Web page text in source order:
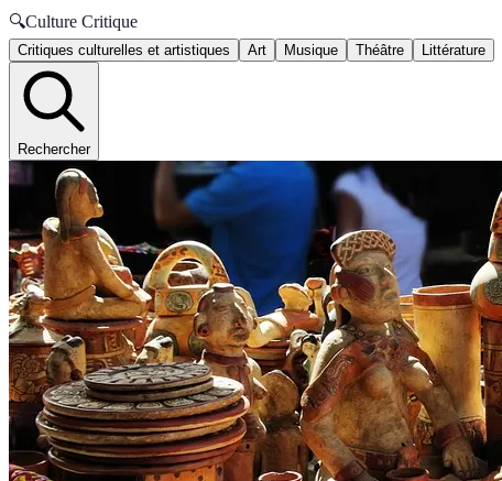
🔍Culture Critique
Critiques culturelles et artistiques Art Musique Théâtre Littérature
Rechercher